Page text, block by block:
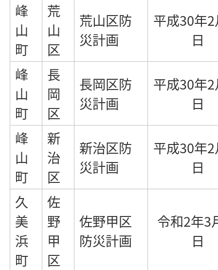
峰
山
町
荒
山
区
荒山区防
災計画
平成30年
日
峰
山
町
長
岡
区
長岡区防
災計画
平成30年
日
峰
山
町
新
治
区
新治区防
災計画
平成30年
日
久
美
浜
町
佐
野
甲
区
佐野甲区
防災計画
令和2年3
日